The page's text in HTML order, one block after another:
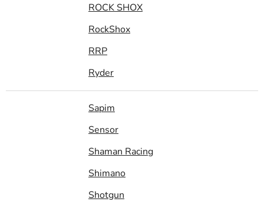
ROCK SHOX
RockShox
RRP
Ryder
Sapim
Sensor
Shaman Racing
Shimano
Shotgun